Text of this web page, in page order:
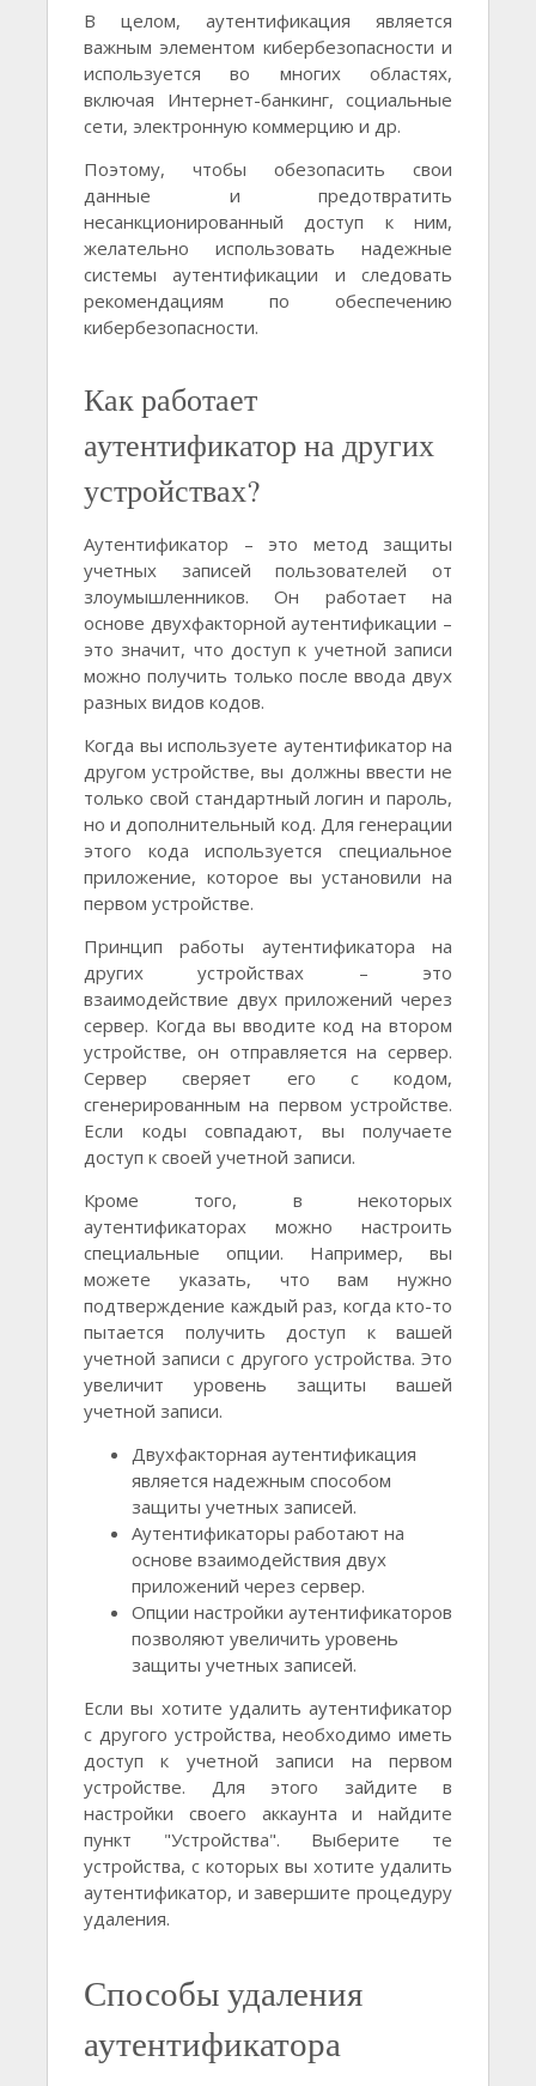
В целом, аутентификация является
важным элементом кибербезопасности и
используется во многих областях,
включая Интернет-банкинг, социальные
сети, электронную коммерцию и др.
Поэтому, чтобы обезопасить свои
данные и предотвратить
несанкционированный доступ к ним,
желательно использовать надежные
системы аутентификации и следовать
рекомендациям по обеспечению
кибербезопасности.
Как работает
аутентификатор на других
устройствах?
Аутентификатор – это метод защиты
учетных записей пользователей от
злоумышленников. Он работает на
основе двухфакторной аутентификации –
это значит, что доступ к учетной записи
можно получить только после ввода двух
разных видов кодов.
Когда вы используете аутентификатор на
другом устройстве, вы должны ввести не
только свой стандартный логин и пароль,
но и дополнительный код. Для генерации
этого кода используется специальное
приложение, которое вы установили на
первом устройстве.
Принцип работы аутентификатора на
других устройствах – это
взаимодействие двух приложений через
сервер. Когда вы вводите код на втором
устройстве, он отправляется на сервер.
Сервер сверяет его с кодом,
сгенерированным на первом устройстве.
Если коды совпадают, вы получаете
доступ к своей учетной записи.
Кроме того, в некоторых
аутентификаторах можно настроить
специальные опции. Например, вы
можете указать, что вам нужно
подтверждение каждый раз, когда кто-то
пытается получить доступ к вашей
учетной записи с другого устройства. Это
увеличит уровень защиты вашей
учетной записи.
Двухфакторная аутентификация
является надежным способом
защиты учетных записей.
Аутентификаторы работают на
основе взаимодействия двух
приложений через сервер.
Опции настройки аутентификаторов
позволяют увеличить уровень
защиты учетных записей.
Если вы хотите удалить аутентификатор
с другого устройства, необходимо иметь
доступ к учетной записи на первом
устройстве. Для этого зайдите в
настройки своего аккаунта и найдите
пункт "Устройства". Выберите те
устройства, с которых вы хотите удалить
аутентификатор, и завершите процедуру
удаления.
Способы удаления
аутентификатора